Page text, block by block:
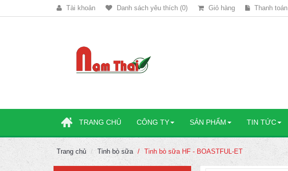
Tài khoản Danh sách yêu thích (0) Giỏ hàng Thanh toán
TRANG CHỦ CÔNG TY SẢN PHẨM TIN TỨC
Trang chủ Tinh bò sữa Tinh bò sữa HF - BOASTFUL-ET